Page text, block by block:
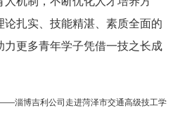
论扎实、技能精湛、素质全面的
力更多青年学子凭借一技之长成
淄博吉利公司走进菏泽市交通高级技工学